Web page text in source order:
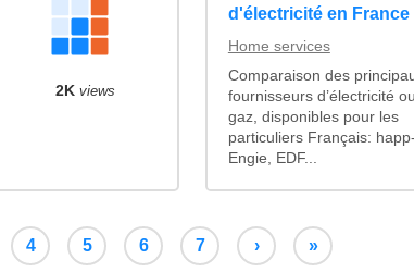
2K views
d'électricité en France
Home services
Comparaison des
fournisseurs d’électricité
gaz, disponibles pour les
particuliers Français:
Engie, EDF...
4 5 6 7 › »